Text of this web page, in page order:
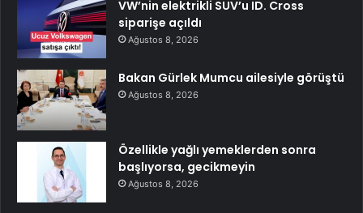
VW’nin elektrikli SUV’u ID. Cross
siparişe açıldı
Ağustos 8, 2026
Bakan Gürlek Mumcu ailesiyle görüştü
Ağustos 8, 2026
Özellikle yağlı yemeklerden sonra
başlıyorsa, gecikmeyin
Ağustos 8, 2026